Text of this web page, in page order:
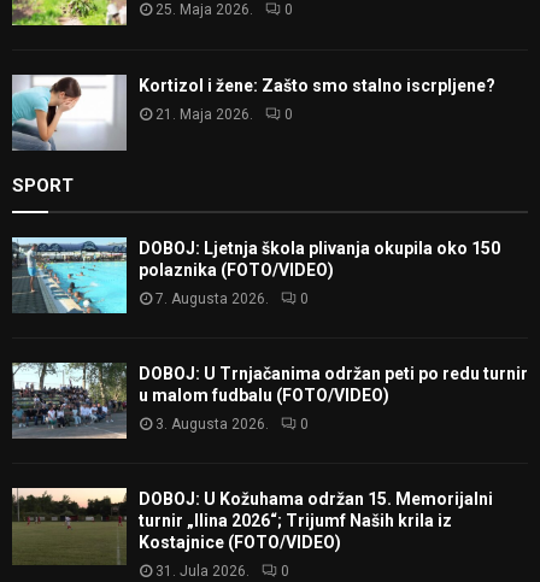
25. Maja 2026. 0
Kortizol i žene: Zašto smo stalno iscrpljene?
21. Maja 2026. 0
SPORT
DOBOJ: Ljetnja škola plivanja okupila oko 150
polaznika (FOTO/VIDEO)
7. Augusta 2026. 0
DOBOJ: U Trnjačanima održan peti po redu turnir
u malom fudbalu (FOTO/VIDEO)
3. Augusta 2026. 0
DOBOJ: U Kožuhama održan 15. Memorijalni
turnir „Ilina 2026“; Trijumf Naših krila iz
Kostajnice (FOTO/VIDEO)
31. Jula 2026. 0